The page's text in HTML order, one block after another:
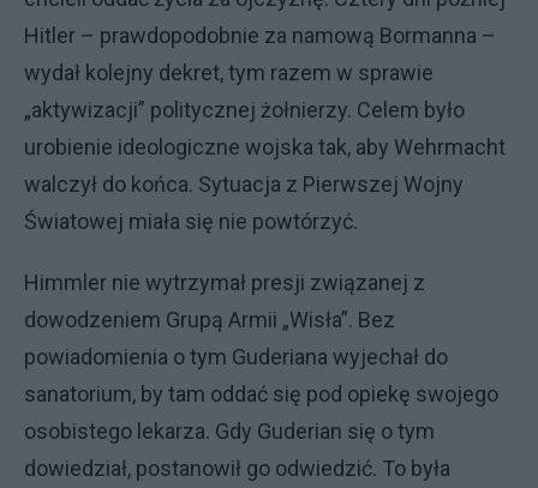
Hitler – prawdopodobnie za namową Bormanna –
wydał kolejny dekret, tym razem w sprawie
„aktywizacji” politycznej żołnierzy. Celem było
urobienie ideologiczne wojska tak, aby Wehrmacht
walczył do końca. Sytuacja z Pierwszej Wojny
Światowej miała się nie powtórzyć.
Himmler nie wytrzymał presji związanej z
dowodzeniem Grupą Armii „Wisła”. Bez
powiadomienia o tym Guderiana wyjechał do
sanatorium, by tam oddać się pod opiekę swojego
osobistego lekarza. Gdy Guderian się o tym
dowiedział, postanowił go odwiedzić. To była